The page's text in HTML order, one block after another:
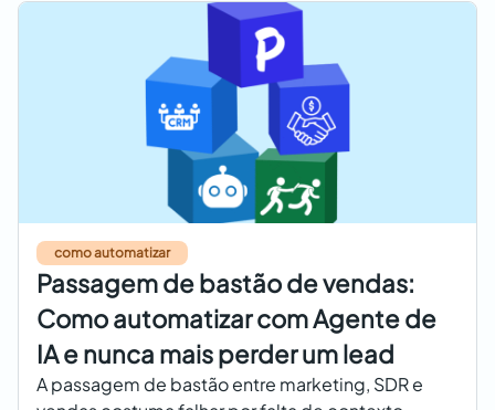
como automatizar
Passagem de bastão de vendas:
Como automatizar com Agente de
IA e nunca mais perder um lead
A passagem de bastão entre marketing, SDR e